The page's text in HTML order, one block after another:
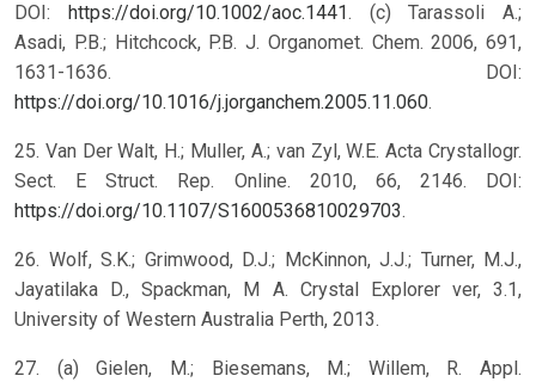
DOI: https://doi.org/10.1002/aoc.1441. (c) Tarassoli A.;
Asadi, P.B.; Hitchcock, P.B. J. Organomet. Chem. 2006, 691,
1631-1636. DOI:
https://doi.org/10.1016/j.jorganchem.2005.11.060.
25. Van Der Walt, H.; Muller, A.; van Zyl, W.E. Acta Crystallogr.
Sect. E Struct. Rep. Online. 2010, 66, 2146. DOI:
https://doi.org/10.1107/S1600536810029703.
26. Wolf, S.K.; Grimwood, D.J.; McKinnon, J.J.; Turner, M.J.,
Jayatilaka D., Spackman, M A. Crystal Explorer ver, 3.1,
University of Western Australia Perth, 2013.
27. (a) Gielen, M.; Biesemans, M.; Willem, R. Appl.